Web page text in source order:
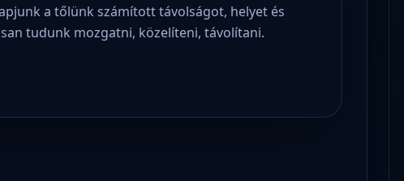
a tőlünk számított távolságot, helyet és
tudunk mozgatni, közelíteni, távolítani.